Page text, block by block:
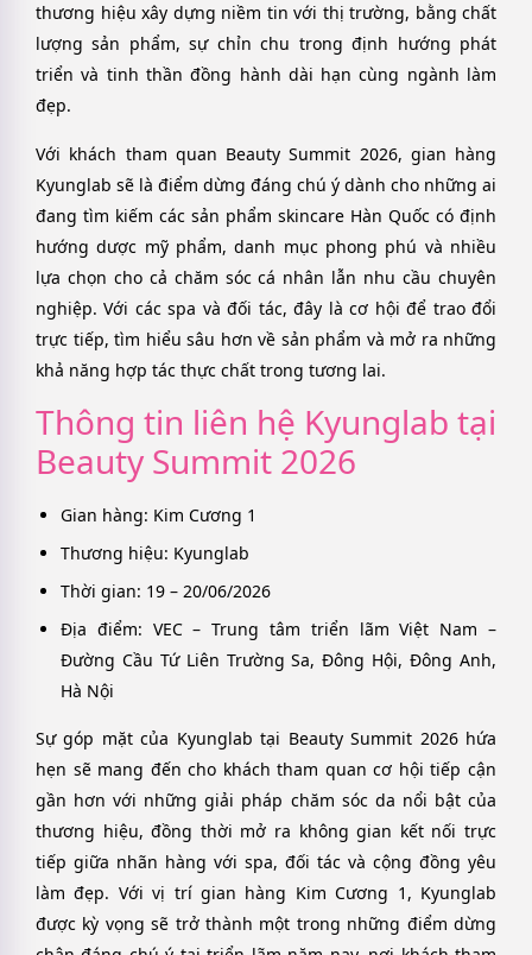
thương hiệu xây dựng niềm tin với thị trường, bằng chất
lượng sản phẩm, sự chỉn chu trong định hướng phát
triển và tinh thần đồng hành dài hạn cùng ngành làm
đẹp.
Với khách tham quan Beauty Summit 2026, gian hàng
Kyunglab sẽ là điểm dừng đáng chú ý dành cho những ai
đang tìm kiếm các sản phẩm skincare Hàn Quốc có định
hướng dược mỹ phẩm, danh mục phong phú và nhiều
lựa chọn cho cả chăm sóc cá nhân lẫn nhu cầu chuyên
nghiệp. Với các spa và đối tác, đây là cơ hội để trao đổi
trực tiếp, tìm hiểu sâu hơn về sản phẩm và mở ra những
khả năng hợp tác thực chất trong tương lai.
Thông tin liên hệ Kyunglab tại
Beauty Summit 2026
Gian hàng: Kim Cương 1
Thương hiệu: Kyunglab
Thời gian: 19 – 20/06/2026
Địa điểm: VEC – Trung tâm triển lãm Việt Nam –
Đường Cầu Tứ Liên Trường Sa, Đông Hội, Đông Anh,
Hà Nội
Sự góp mặt của Kyunglab tại Beauty Summit 2026 hứa
hẹn sẽ mang đến cho khách tham quan cơ hội tiếp cận
gần hơn với những giải pháp chăm sóc da nổi bật của
thương hiệu, đồng thời mở ra không gian kết nối trực
tiếp giữa nhãn hàng với spa, đối tác và cộng đồng yêu
làm đẹp. Với vị trí gian hàng Kim Cương 1, Kyunglab
được kỳ vọng sẽ trở thành một trong những điểm dừng